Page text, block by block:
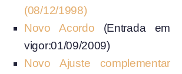
(08/12/1998)
Novo Acordo (Entrada em
vigor:01/09/2009)
Novo Ajuste complementar